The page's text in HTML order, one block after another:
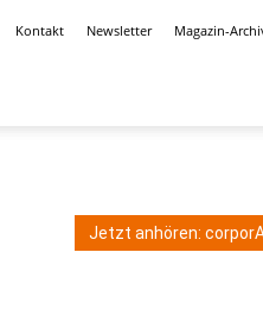
Kontakt Newsletter Magazin-
Jetzt anhören: